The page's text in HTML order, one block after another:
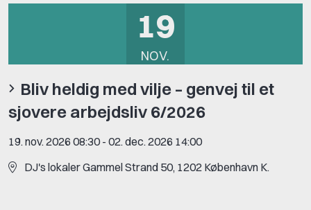
19
NOV.
Bliv heldig med vilje – genvej til et
sjovere arbejdsliv 6/2026
19. nov. 2026 08:30 - 02. dec. 2026 14:00
DJ's lokaler Gammel Strand 50, 1202 København K.